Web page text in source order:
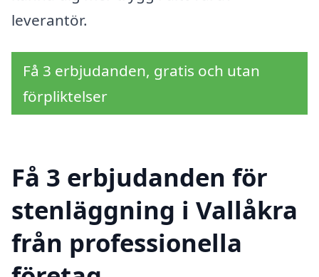
leverantör.
Få 3 erbjudanden, gratis och utan
förpliktelser
Få 3 erbjudanden för
stenläggning i Vallåkra
från professionella